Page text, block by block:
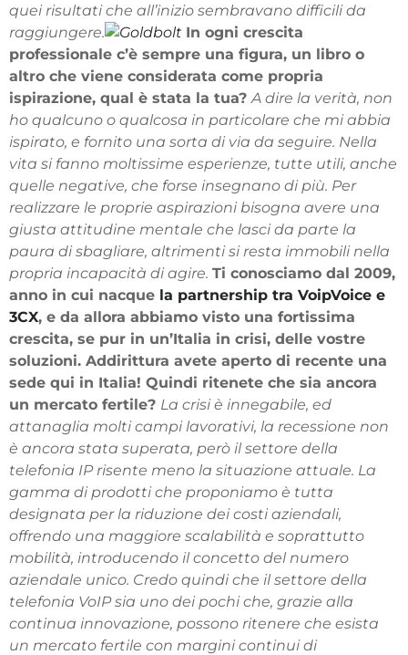
quei risultati che all’inizio sembravano difficili da
raggiungere.
In ogni crescita
professionale c’è sempre una figura, un libro o
altro che viene considerata come propria
ispirazione, qual è stata la tua? A dire la verità, non
ho qualcuno o qualcosa in particolare che mi abbia
ispirato, e fornito una sorta di via da seguire. Nella
vita si fanno moltissime esperienze, tutte utili, anche
quelle negative, che forse insegnano di più. Per
realizzare le proprie aspirazioni bisogna avere una
giusta attitudine mentale che lasci da parte la
paura di sbagliare, altrimenti si resta immobili nella
propria incapacità di agire. Ti conosciamo dal 2009,
anno in cui nacque la partnership tra VoipVoice e
3CX, e da allora abbiamo visto una fortissima
crescita, se pur in un’Italia in crisi, delle vostre
soluzioni. Addirittura avete aperto di recente una
sede qui in Italia! Quindi ritenete che sia ancora
un mercato fertile? La crisi è innegabile, ed
attanaglia molti campi lavorativi, la recessione non
è ancora stata superata, però il settore della
telefonia IP risente meno la situazione attuale. La
gamma di prodotti che proponiamo è tutta
designata per la riduzione dei costi aziendali,
offrendo una maggiore scalabilità e soprattutto
mobilità, introducendo il concetto del numero
aziendale unico. Credo quindi che il settore della
telefonia VoIP sia uno dei pochi che, grazie alla
continua innovazione, possono ritenere che esista
un mercato fertile con margini continui di